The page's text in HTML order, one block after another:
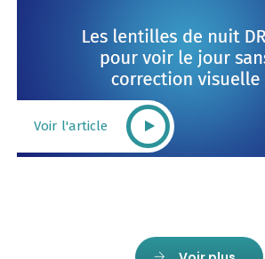
Voir l'article